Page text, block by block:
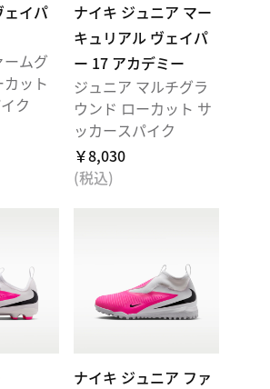
ェイパ
ムグ
ット
ク
ナイキ ジュニア マー
キュリアル ヴェイパ
ー 17 アカデミー
ジュニア マルチグラ
ウンド ローカット サ
ッカースパイク
￥8,030
(税込)
ナイキ ジュニア ファ